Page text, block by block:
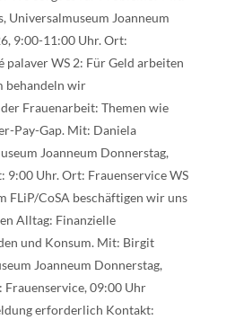
Universalmuseum Joanneum
9:00-11:00 Uhr. Ort:
palaver WS 2: Für Geld arbeiten
behandeln wir
Frauenarbeit: Themen wie
Pay-Gap. Mit: Daniela
Joanneum Donnerstag,
9:00 Uhr. Ort: Frauenservice WS
FLiP/CoSA beschäftigen wir uns
Alltag: Finanzielle
und Konsum. Mit: Birgit
Joanneum Donnerstag,
09:00 Uhr
erforderlich Kontakt: